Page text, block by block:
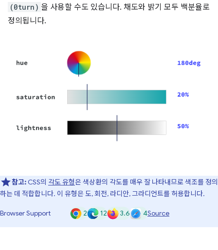
(0turn) 을 사용할 수도 있습니다. 채도와 밝기 모두 백분율로
정의됩니다.
참고: CSS의 각도 유형은 색상환의 각도를 매우 잘 나타내므로 색조를 정의
하는 데 적합합니다. 이 유형은 도, 회전, 라디안, 그라디언트를 허용합니다.
Browser Support 2 12 3.6 4Source